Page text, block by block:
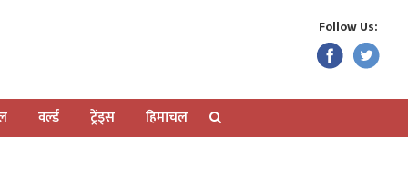
Follow Us:
वर्ल्ड ट्रेंड्स हिमाचल